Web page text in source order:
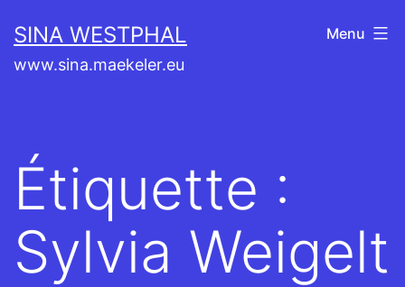
au
contenu
SINA WESTPHAL
www.sina.maekeler.eu
Menu
Étiquette :
Sylvia Weigelt